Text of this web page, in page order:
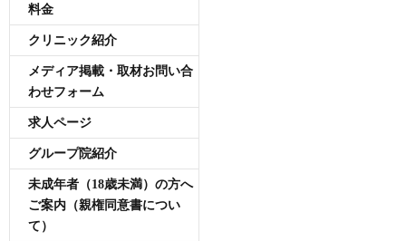
料金
クリニック紹介
メディア掲載・取材お問い合
わせフォーム
求人ページ
グループ院紹介
未成年者（18歳未満）の方へ
ご案内（親権同意書につい
て）